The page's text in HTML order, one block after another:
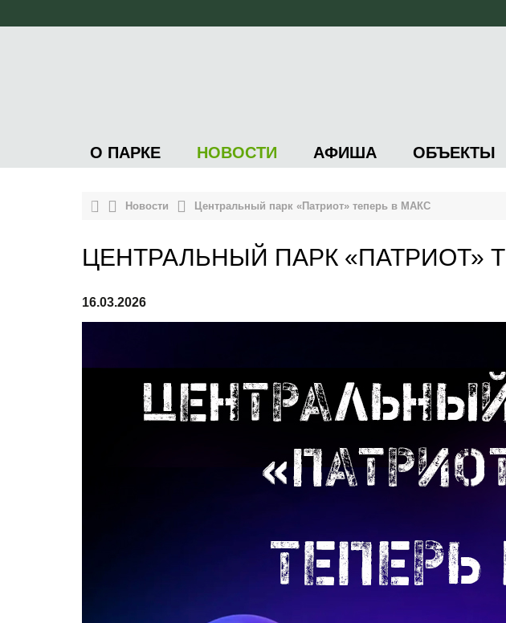
О ПАРКЕ НОВОСТИ АФИША ОБЪЕКТЫ
Новости Центральный парк «Патриот» теперь в МАКС
ЦЕНТРАЛЬНЫЙ ПАРК «ПАТРИОТ»
16.03.2026